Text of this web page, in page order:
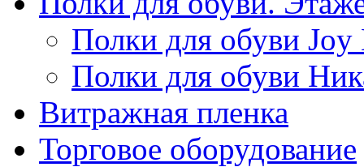
Полки для обуви Joy
Полки для обуви
Витражная пленка
Торговое оборудование